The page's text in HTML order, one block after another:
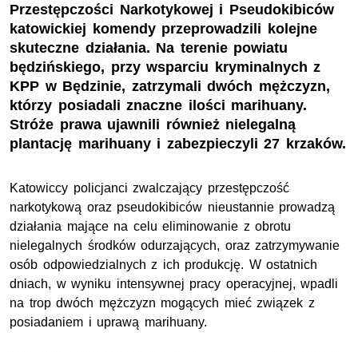
Przestępczości Narkotykowej i Pseudokibiców
katowickiej komendy przeprowadzili kolejne
skuteczne działania. Na terenie powiatu
będzińskiego, przy wsparciu kryminalnych z
KPP w Będzinie, zatrzymali dwóch mężczyzn,
którzy posiadali znaczne ilości marihuany.
Stróże prawa ujawnili również nielegalną
plantację marihuany i zabezpieczyli 27 krzaków.
Katowiccy policjanci zwalczający przestępczość
narkotykową oraz pseudokibiców nieustannie prowadzą
działania mające na celu eliminowanie z obrotu
nielegalnych środków odurzających, oraz zatrzymywanie
osób odpowiedzialnych z ich produkcję. W ostatnich
dniach, w wyniku intensywnej pracy operacyjnej, wpadli
na trop dwóch mężczyzn mogących mieć związek z
posiadaniem i uprawą marihuany.